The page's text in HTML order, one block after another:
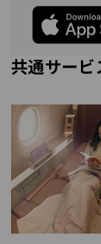
共通サービ